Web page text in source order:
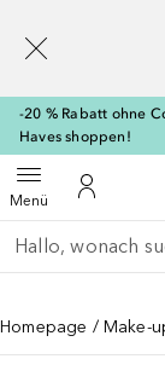
-20 % Rabatt ohne
Haves shoppen!
MenüMenü öffnen
Zu
Gehe zurück
Suche ausführen
Homepage Make-